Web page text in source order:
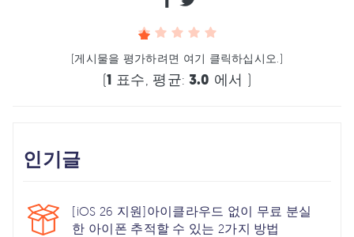
(게시물을 평가하려면 여기 클릭하십시오.)
(1 표수, 평균:3.0 에서 )
인기글
[iOS 26 지원]아이클라우드 없이 무료 분실
한 아이폰 추적할 수 있는 2가지 방법